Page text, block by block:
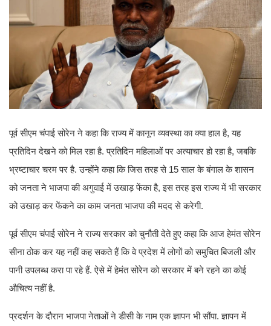
पूर्व सीएम चंपाई सोरेन ने कहा कि राज्य में कानून व्यवस्था का क्या हाल है, यह
प्रतिदिन देखने को मिल रहा है. प्रतिदिन महिलाओं पर अत्याचार हो रहा है, जबकि
भ्रष्टाचार चरम पर है. उन्होंने कहा कि जिस तरह से 15 साल के बंगाल के शासन
को जनता ने भाजपा की अगुवाई में उखाड़ फेंका है, इस तरह इस राज्य में भी सरकार
को उखाड़ कर फेंकने का काम जनता भाजपा की मदद से करेगी.
पूर्व सीएम चंपाई सोरेन ने राज्य सरकार को चुनौती देते हुए कहा कि आज हेमंत सोरेन
सीना ठोक कर यह नहीं कह सकते हैं कि वे प्रदेश में लोगों को समुचित बिजली और
पानी उपलब्ध करा पा रहे हैं. ऐसे में हेमंत सोरेन को सरकार में बने रहने का कोई
औचित्य नहीं है.
प्रदर्शन के दौरान भाजपा नेताओं ने डीसी के नाम एक ज्ञापन भी सौंपा. ज्ञापन में